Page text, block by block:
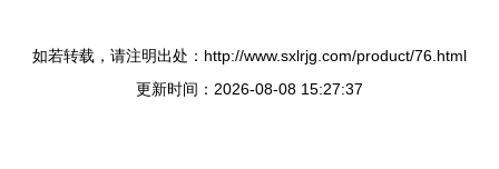
如若转载，请注明出处：http://www.sxlrjg.com/product/76.html
更新时间：2026-08-08 15:27:37